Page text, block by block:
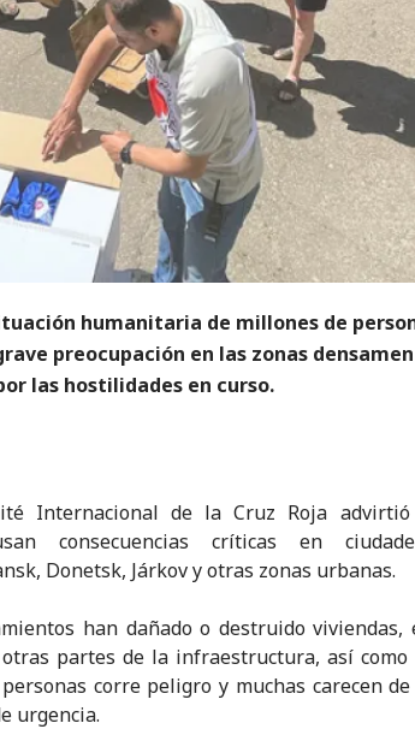
humanitaria de millones de
preocupación en las zonas
las hostilidades en curso.
Internacional de la Cruz Roja
consecuencias críticas en
Donetsk, Járkov y otras zonas urbanas.
han dañado o destruido viviendas,
partes de la infraestructura, así como
corre peligro y muchas carecen de
urgencia.